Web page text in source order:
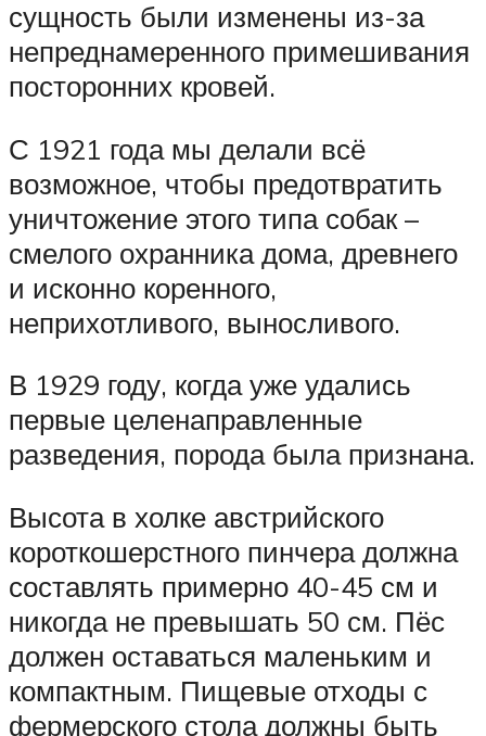
сущность были изменены из-за
непреднамеренного примешивания
посторонних кровей.
С 1921 года мы делали всё
возможное, чтобы предотвратить
уничтожение этого типа собак –
смелого охранника дома, древнего
и исконно коренного,
неприхотливого, выносливого.
В 1929 году, когда уже удались
первые целенаправленные
разведения, порода была признана.
Высота в холке австрийского
короткошерстного пинчера должна
составлять примерно 40-45 см и
никогда не превышать 50 см. Пёс
должен оставаться маленьким и
компактным. Пищевые отходы с
фермерского стола должны быть